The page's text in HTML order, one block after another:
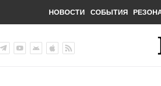
НОВОСТИ СОБЫТИЯ